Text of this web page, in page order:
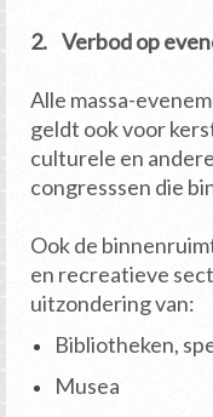
2. Verbod op
Alle massa-
geldt ook voor
culturele en
congresssen die
Ook de
en recreatieve
uitzondering van:
Bibliotheken,
Musea